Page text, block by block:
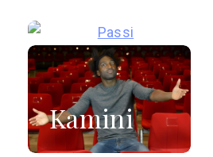
Kamini
Sébastien